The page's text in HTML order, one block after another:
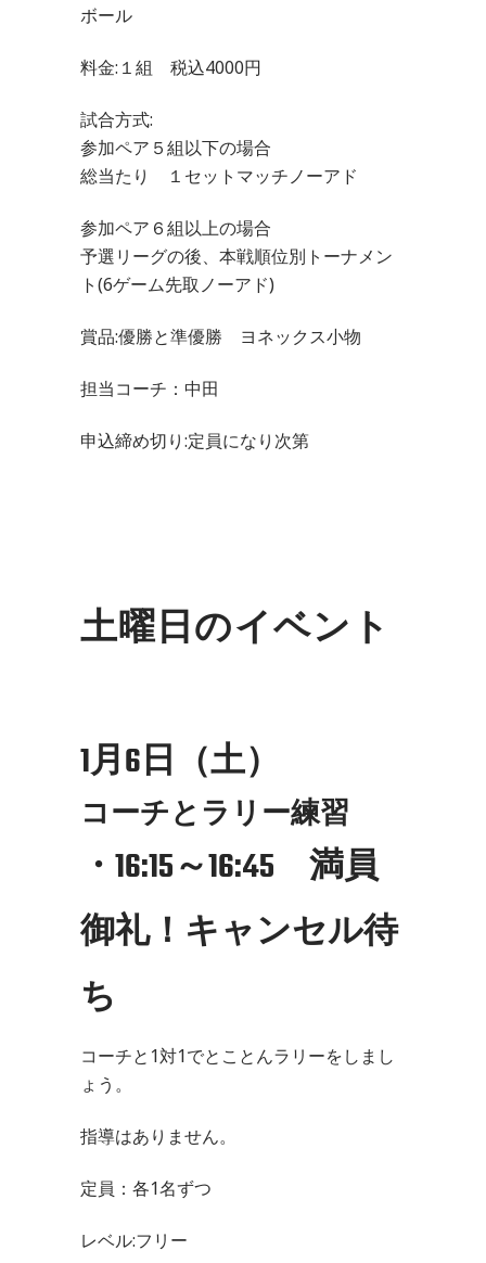
ボール
料金:１組 税込4000円
試合方式:
参加ペア５組以下の場合
総当たり １セットマッチノーアド
参加ペア６組以上の場合
予選リーグの後、本戦順位別トーナメン
ト(6ゲーム先取ノーアド)
賞品:優勝と準優勝 ヨネックス小物
担当コーチ：中田
申込締め切り:定員になり次第
土曜日のイベント
1月6日（土）
コーチとラリー練習
・16:15～16:45 満員
御礼！キャンセル待
ち
コーチと1対1でとことんラリーをしまし
ょう。
指導はありません。
定員：各1名ずつ
レベル:フリー